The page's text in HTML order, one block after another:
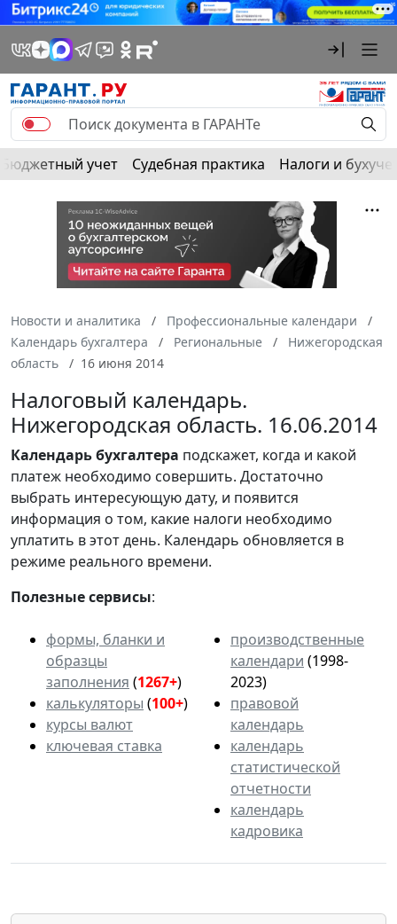
Бюджетный учет Судебная практика Налоги и
Новости и аналитика
Профессиональные календари
Календарь бухгалтера
Региональные
Нижегородская
область
16 июня 2014
Налоговый календарь.
Нижегородская область. 16.06.2014
Календарьбухгалтера подскажет, когда и какой
платеж необходимо совершить. Достаточно
выбрать интересующую дату, и появится
информация о том, какие налоги необходимо
уплатить в этот день. Календарь обновляется в
режиме реального времени.
Полезные сервисы:
формы, бланки и
образцы
заполнения (1267+)
калькуляторы (100+)
курсы валют
ключевая ставка
производственные
календари (1998-
2023)
правовой
календарь
календарь
статистической
отчетности
календарь
кадровика